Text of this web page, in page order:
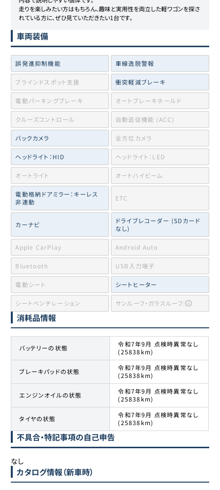
走りを楽しみたい方はもちろん、趣味と実用性を両立した軽ワゴンを探さ
れている方に、ぜひ見ていただきたい1台です。
車両装備
誤発進抑制機能 車線逸脱警報
ブラインドスポット支援 衝突軽減ブレーキ
電動パーキングブレーキ オートブレーキホールド
クルーズコントロール 自動追従機能 (ACC)
バックカメラ 全方位カメラ
ヘッドライト：HID ヘッドライト：LED
オートライト オートハイビーム
電動格納ドアミラー：キーレス
非連動
ETC
カーナビ
ドライブレコーダー (SDカード
なし)
Apple CarPlay Android Auto
Bluetooth USB入力端子
電動シート シートヒーター
シートベンチレーション サンルーフ・ガラスルーフ
消耗品情報
バッテリーの状態
令和7年9月 点検時異常なし
(25838km)
ブレーキパッドの状態
令和7年9月 点検時異常なし
(25838km)
エンジンオイルの状態
令和7年9月 点検時異常なし
(25838km)
タイヤの状態
令和7年9月 点検時異常なし
(25838km)
不具合・特記事項の自己申告
なし
カタログ情報（新車時）